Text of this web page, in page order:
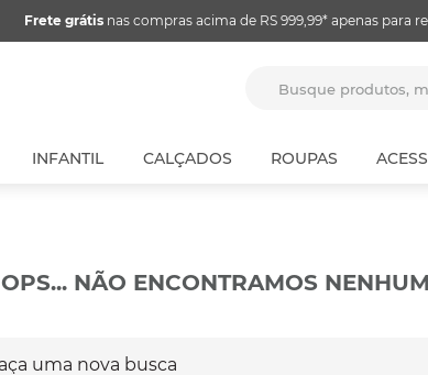
Frete grátisnas compras acima de RS 999,99* apenas para
INFANTIL CALÇADOS ROUPAS
OPS... NÃO ENCONTRAMOS